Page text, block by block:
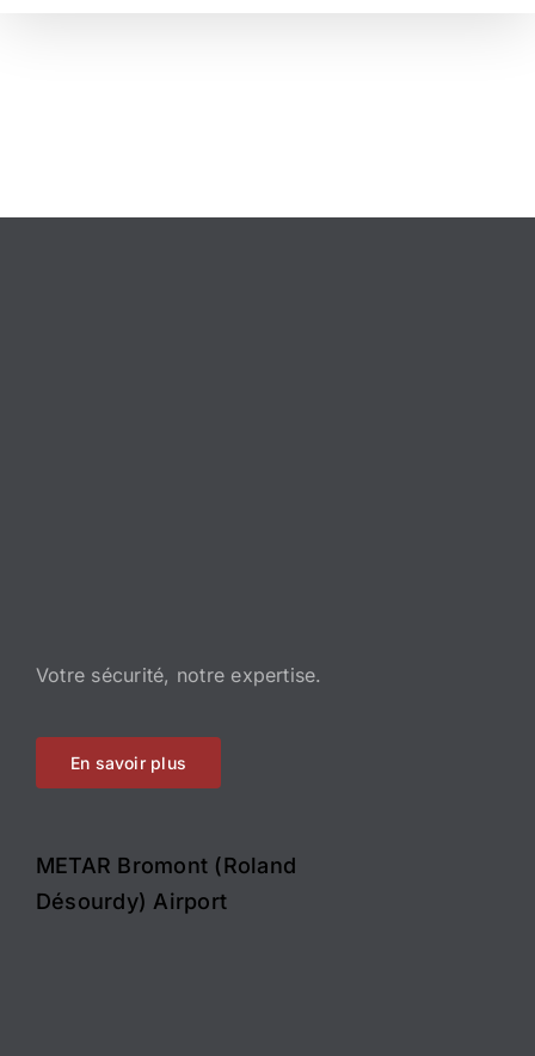
Votre sécurité, notre expertise.
En savoir plus
METAR Bromont (Roland
Désourdy) Airport